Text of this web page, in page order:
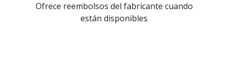
Ofrece reembolsos del fabricante cuando
están disponibles